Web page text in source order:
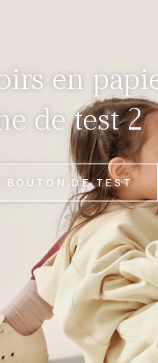
en
de test 2
BOUTON DE TEST